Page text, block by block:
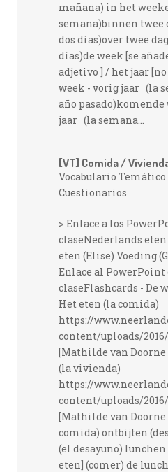
mañana) in het
semana)binnen twee
dos días)over twee
días)de week [se
adjetivo ] / het jaar
week - vorig jaar (la
año
jaar (la semana...
[VT] Comida /
Vocabulario
Cuestionarios
> Enlace a los
claseNederlands
eten (Elise) Voeding
Enlace al PowerPoint
claseFlashcards - De
Het eten (la comida)
https://
content/uploads/
[Mathilde van Doorne
(la vivienda)
https://
content/uploads/
[Mathilde van Doorne
comida) ontbijten
(el desayuno) lunchen
eten] (comer) de